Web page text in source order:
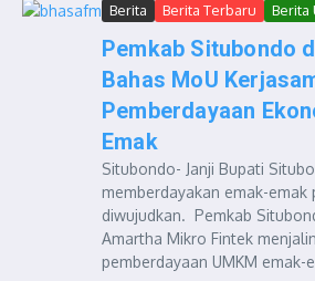
Berita Berita Terbaru Berita
Pemkab Situbondo
Bahas MoU
Pemberdayaan
Emak
Situbondo- Janji Bupati
memberdayakan emak-emak
diwujudkan. Pemkab
Amartha Mikro Fintek
pemberdayaan UMKM emak-